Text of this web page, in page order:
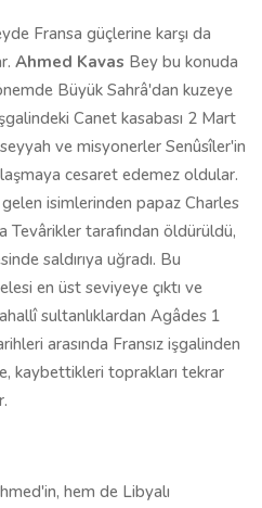
Fransa güçlerine karşı da
Ahmed Kavas Bey bu konuda
Büyük Sahrâ'dan kuzeye
Canet kasabası 2 Mart
ve misyonerler Senûsîler'in
cesaret edemez oldular.
isimlerinden papaz Charles
Tevârikler tarafından öldürüldü,
saldırıya uğradı. Bu
en üst seviyeye çıktı ve
sultanlıklardan Agâdes 1
arasında Fransız işgalinden
kaybettikleri toprakları tekrar
hem de Libyalı